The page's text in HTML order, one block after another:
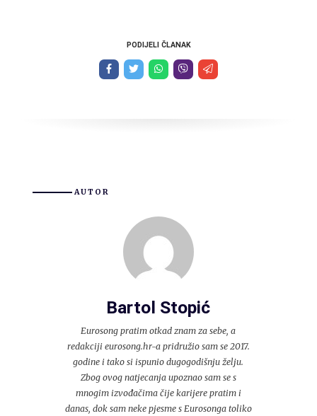
PODIJELI ČLANAK
AUTOR
Bartol Stopić
Eurosong pratim otkad znam za sebe, a
redakciji eurosong.hr-a pridružio sam se 2017.
godine i tako si ispunio dugogodišnju želju.
Zbog ovog natjecanja upoznao sam se s
mnogim izvođačima čije karijere pratim i
danas, dok sam neke pjesme s Eurosonga toliko